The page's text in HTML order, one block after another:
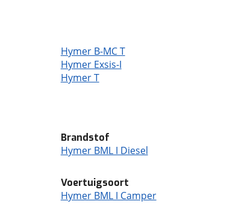
Hymer B-MC T
Hymer Exsis-I
Hymer T
Brandstof
Hymer BML I Diesel
Voertuigsoort
Hymer BML I Camper